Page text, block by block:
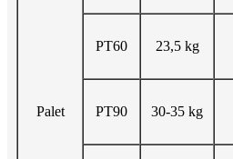
Palet
PT60 23,5 kg
PT90 30-35 kg